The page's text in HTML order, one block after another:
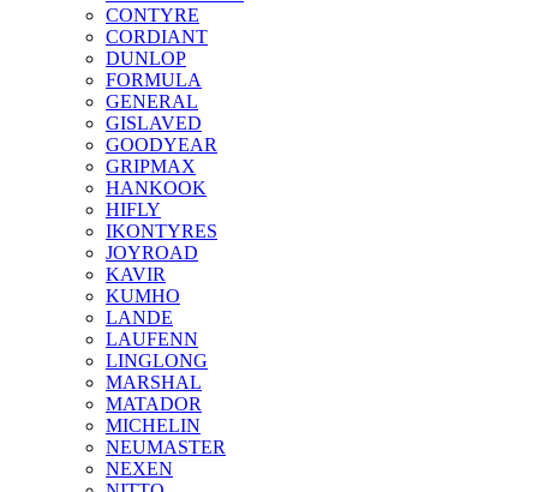
CONTYRE
CORDIANT
DUNLOP
FORMULA
GENERAL
GISLAVED
GOODYEAR
GRIPMAX
HANKOOK
HIFLY
IKONTYRES
JOYROAD
KAVIR
KUMHO
LANDE
LAUFENN
LINGLONG
MARSHAL
MATADOR
MICHELIN
NEUMASTER
NEXEN